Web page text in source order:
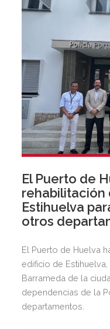
El Puerto de
rehabilitación
Estihuelva
otros
El Puerto de Huelva
edificio de
Barrameda de la
dependencias de la
departamentos.